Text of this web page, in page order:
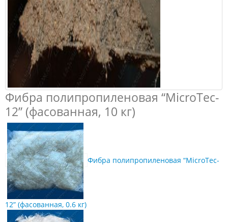
Фибра полипропиленовая “MicroTec-
12” (фасованная, 10 кг)
Фибра полипропиленовая “MicroTec-
12” (фасованная, 0.6 кг)